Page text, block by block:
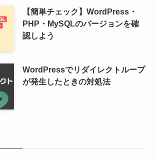
【簡単チェック】WordPress・
PHP・MySQLのバージョンを確
認しよう
WordPressでリダイレクトループ
が発生したときの対処法